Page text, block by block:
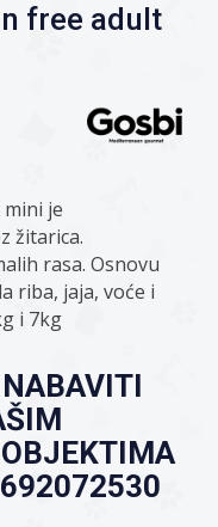
free adult
je
žitarica.
rasa. Osnovu
riba, jaja, voće i
i 7kg